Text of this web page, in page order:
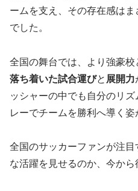
ームを支え、その存在感は
でした。
全国の舞台では、より強豪校
落ち着いた試合運びと 展開力
ッシャーの中でも自分のリ
レーでチームを勝利へ導く姿
全国のサッカーファンが注
な活躍を見せるのか、今から